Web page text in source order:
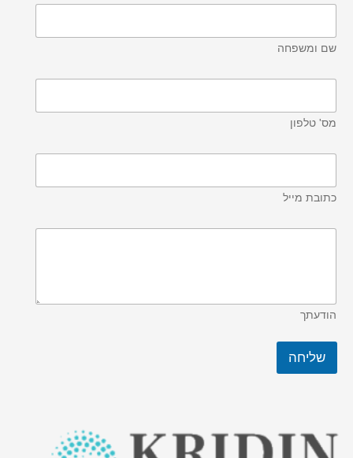
שם ומשפחה
מס' טלפון
כתובת מייל
הודעתך
שליחה